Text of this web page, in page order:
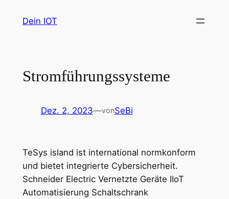
InhaltDein IOT
Stromführungssysteme
Dez. 2, 2023—vonSeBi
TeSys island ist international normkonform
und bietet integrierte Cybersicherheit.
Schneider Electric Vernetzte Geräte IIoT
Automatisierung Schaltschrank